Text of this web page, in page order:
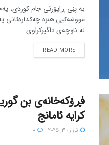
بە پێی ڕاپۆرتی جام کوردی،
مووشەکیی هێزە چەکدارەکانی
لە ناوچەی داگیرکراوی ...
READ MORE
فڕۆکەخانەی بن
کرایە ئامانج
ئازار 30, 2025